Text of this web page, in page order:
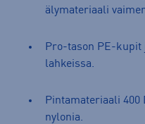
älymateriaali
Pro-tason PE-kupit
lahkeissa.
Pintamateriaali 400
nylonia.